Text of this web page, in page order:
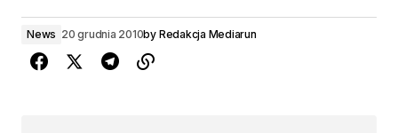
News 20 grudnia 2010by Redakcja Mediarun